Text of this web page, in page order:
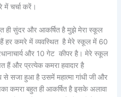
चर्चा करें।
ही सुंदर और आकर्षित है मुझे मेरा स्कूल
हर कमरे में व्यवस्थित है मेरे स्कूल में 60
और 10 गेट कीपर है। मेरे स्कूल
हैं और प्रत्येक कमरा हवादार है
से सजा हुआ है उसमें महात्मा गांधी जी और
कमरा बहुत ही आकर्षित है इसके अलावा